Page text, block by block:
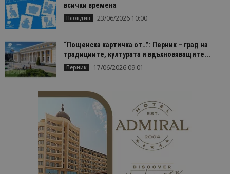
всички времена
Пловдив 23/06/2026 10:00
“Пощенска картичка от…”: Перник – град на
традициите, културата и вдъхновяващите...
Перник 17/06/2026 09:01